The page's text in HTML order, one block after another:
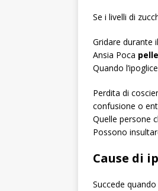
Se i livelli di
Gridare durante
Ansia Poca pelle
Quando
Perdita di
confusione o
Quelle persone
Possono
Cause di
Succede quando